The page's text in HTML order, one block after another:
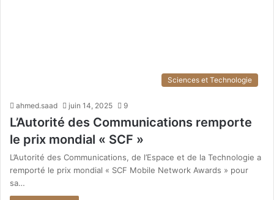
Sciences et Technologie
ahmed.saad juin 14, 2025 9
L’Autorité des Communications remporte
le prix mondial « SCF »
L’Autorité des Communications, de l’Espace et de la Technologie a
remporté le prix mondial « SCF Mobile Network Awards » pour
sa…